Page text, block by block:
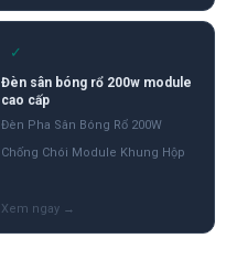
✓
Đèn sân bóng rổ 200w module
cao cấp
Đèn Pha Sân Bóng Rổ 200W
Chống Chói Module Khung Hộp